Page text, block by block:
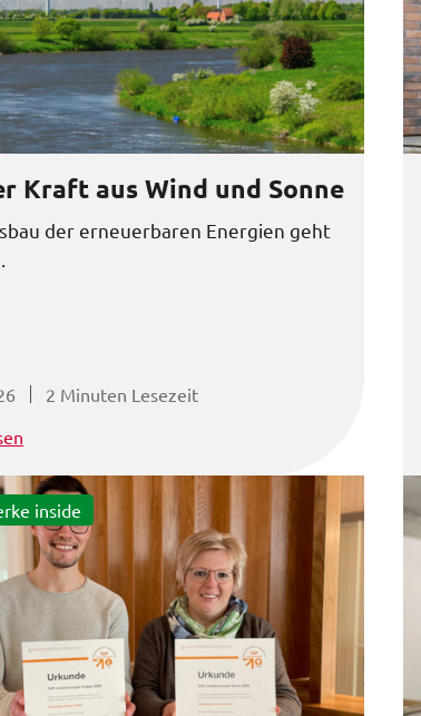
Kraft aus Wind und Sonne
der erneuerbaren Energien geht
2 Minuten Lesezeit
inside